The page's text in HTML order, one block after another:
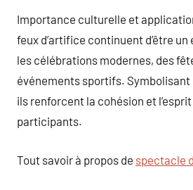
Importance culturelle et
feux d’artifice continuent d’être
les célébrations modernes, des
événements sportifs. Symbolisant
ils renforcent la cohésion et
participants.
Tout savoir à propos de spectacle